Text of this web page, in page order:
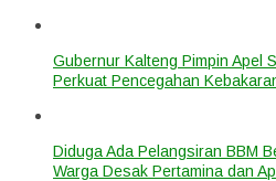
Gubernur Kalteng Pimpin Apel
Perkuat Pencegahan
Diduga Ada Pelangsiran BBM
Warga Desak Pertamina dan